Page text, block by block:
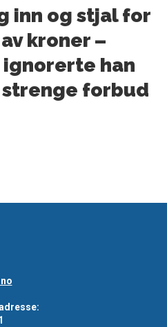
inn og stjal for
kroner –
han
forbud